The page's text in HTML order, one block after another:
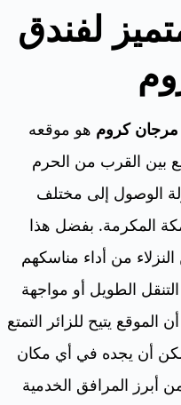
لفندق
كروم هو موقعه
بين القرب من الحرم
الوصول إلى مختلف
المكرمة. بفضل هذا
النزلاء من أداء مناسكهم
الطويل أو مواجهة
الموقع يتيح للزائر التمتع
أن يجده في أي مكان
أبرز المرافق الخدمية